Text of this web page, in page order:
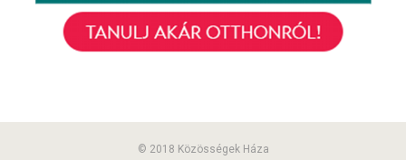
© 2018 Közösségek Háza